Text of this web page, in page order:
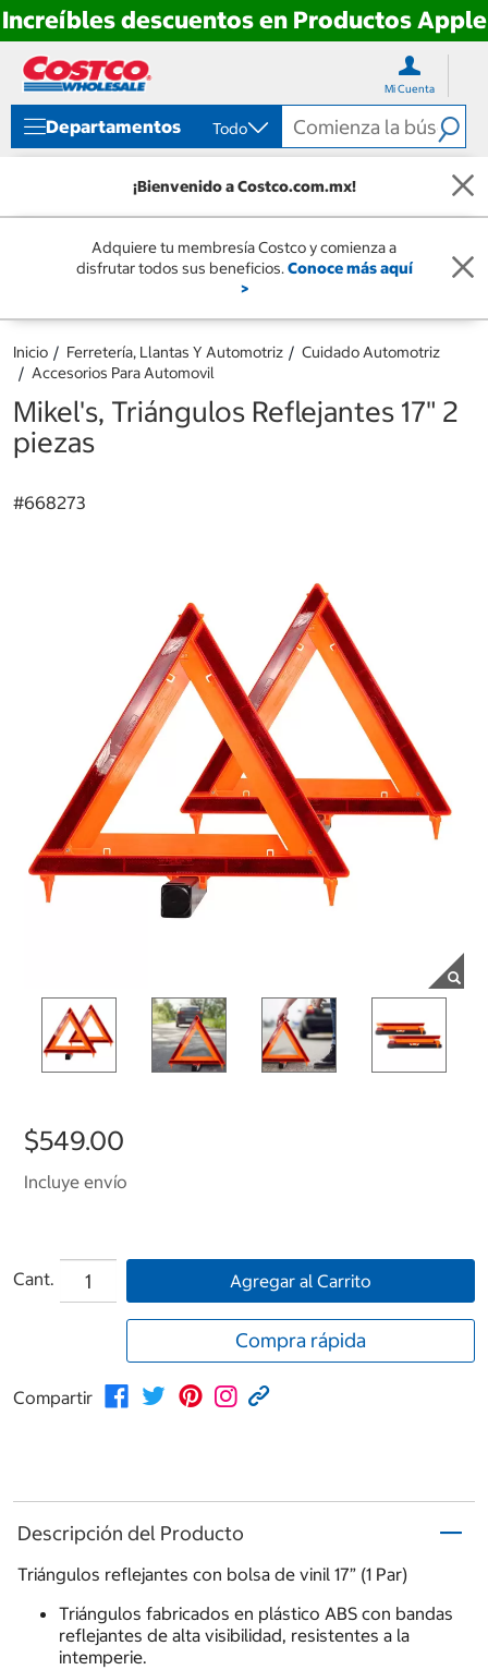
Increíbles descuentos en Productos Apple
directo
contenido
directo
menú
navegación
Mi Cuenta
Departamentos Todo
¡Bienvenido a Costco.com.mx!
Adquiere tu membresía Costco y comienza a
disfrutar todos sus beneficios.Conoce más aquí
>
Inicio Ferretería, Llantas Y Automotriz
Cuidado Automotriz
Accesorios Para Automovil
Mikel's, Triángulos Reflejantes 17" 2
piezas
#668273
$549.00
Incluye envío
Cant. Agregar al Carrito
Compra rápida
Compartir
Descripción del Producto
Triángulos reflejantes con bolsa de vinil 17” (1 Par)
Triángulos fabricados en plástico ABS con bandas
reflejantes de alta visibilidad, resistentes a la
intemperie.